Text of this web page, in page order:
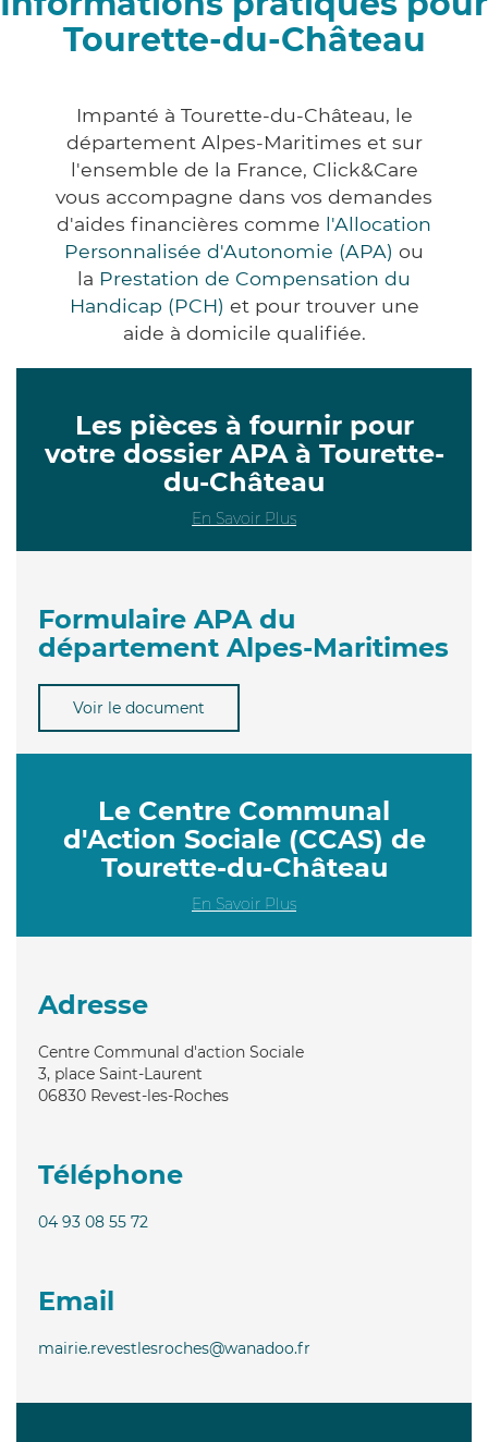
Tourette-du-Château
Impanté à Tourette-du-Château, le
département Alpes-Maritimes et sur
l'ensemble de la France, Click&Care
vous accompagne dans vos demandes
d'aides financières comme l'Allocation
Personnalisée d'Autonomie (APA) ou
la Prestation de Compensation du
Handicap (PCH) et pour trouver une
aide à domicile qualifiée.
Les pièces à fournir pour
votre dossier APA à Tourette-
du-Château
En Savoir Plus
Formulaire APA du
département Alpes-Maritimes
Voir le document
Le Centre Communal
d'Action Sociale (CCAS) de
Tourette-du-Château
En Savoir Plus
Adresse
Centre Communal d'action Sociale
3, place Saint-Laurent
06830 Revest-les-Roches
Téléphone
04 93 08 55 72
Email
mairie.revestlesroches@wanadoo.fr